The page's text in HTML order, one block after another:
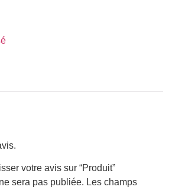
votre avis sur “Produit”
sera pas publiée. Les champs